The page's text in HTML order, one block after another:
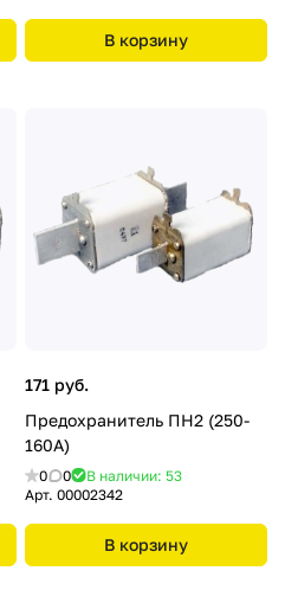
В корзину
171 руб.
Предохранитель ПН2 (250-
160А)
0 0
В наличии: 53
Арт. 00002342
В корзину